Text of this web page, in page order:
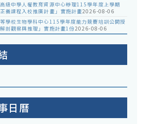
級中學人權教育資源中心辦理115學年度上學期
正義課程入校推廣計畫」實施計畫2026-08-06
學校生物學科中心115學年度能力競賽培訓公開授
剖觀察與推理」實施計畫1份2026-08-06
日曆